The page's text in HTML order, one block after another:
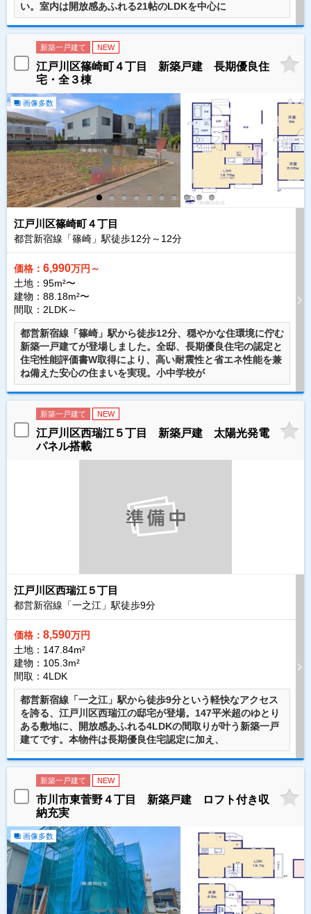
い。室内は開放感あふれる21帖のLDKを中心に
新築一戸建て NEW
江戸川区篠崎町４丁目 新築戸建 長期優良住
宅・全３棟
画像多数
江戸川区篠崎町４丁目
都営新宿線「篠崎」駅徒歩12分～ 12分
価格： 6,990万円～
土地：95m²〜
建物：88.18m²〜
間取：2LDK～
都営新宿線「篠崎」駅から徒歩12分、穏やかな住環境に佇む
新築一戸建てが登場しました。全邸、長期優良住宅の認定と
住宅性能評価書W取得により、高い耐震性と省エネ性能を兼
ね備えた安心の住まいを実現。小中学校が
新築一戸建て NEW
江戸川区西瑞江５丁目 新築戸建 太陽光発電
パネル搭載
江戸川区西瑞江５丁目
都営新宿線「一之江」駅徒歩9分
価格： 8,590万円
土地：147.84m²
建物：105.3m²
間取：4LDK
都営新宿線「一之江」駅から徒歩9分という軽快なアクセス
を誇る、江戸川区西瑞江の邸宅が登場。147平米超のゆとり
ある敷地に、開放感あふれる4LDKの間取りが叶う新築一戸
建てです。本物件は長期優良住宅認定に加え、
新築一戸建て NEW
市川市東菅野４丁目 新築戸建 ロフト付き収
納充実
画像多数